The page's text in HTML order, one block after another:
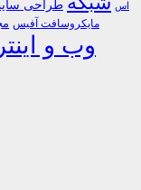
اس طراحی
مایکروسافت آفیس
وب و